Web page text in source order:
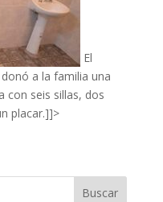
El
a la familia una
con seis sillas, dos
placar.]]>
Buscar